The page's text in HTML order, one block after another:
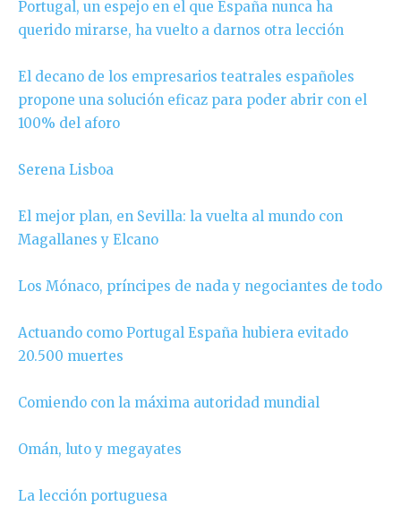
Portugal, un espejo en el que España nunca ha
querido mirarse, ha vuelto a darnos otra lección
El decano de los empresarios teatrales españoles
propone una solución eficaz para poder abrir con el
100% del aforo
Serena Lisboa
El mejor plan, en Sevilla: la vuelta al mundo con
Magallanes y Elcano
Los Mónaco, príncipes de nada y negociantes de todo
Actuando como Portugal España hubiera evitado
20.500 muertes
Comiendo con la máxima autoridad mundial
Omán, luto y megayates
La lección portuguesa